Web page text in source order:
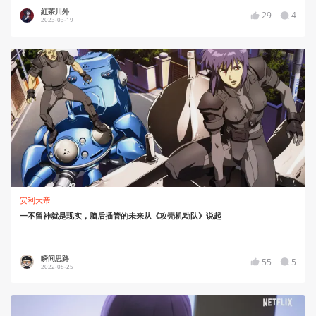
紅茶川外
2023-03-19 29 4
安利大帝
一不留神就是现实，脑后插管的未来从《攻壳机动队》说起
瞬间思路
2022-08-25 55 5